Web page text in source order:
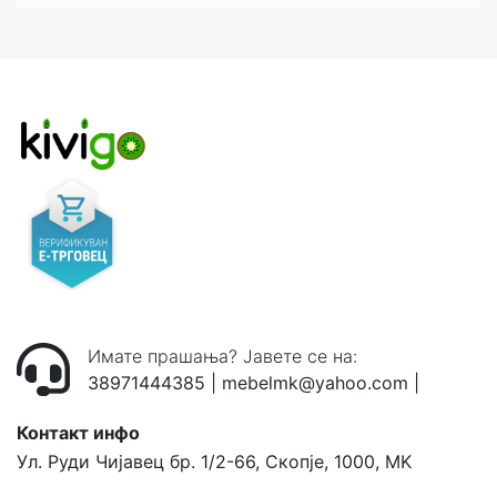
Имате прашања? Јавете се на:
38971444385
mebelmk@yahoo.com
Контакт инфо
Ул. Руди Чијавец бр. 1/2-66, Скопје, 1000, MK